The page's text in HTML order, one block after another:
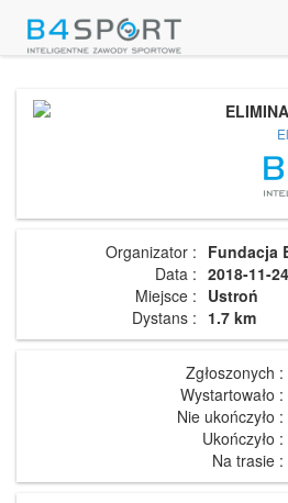
Organizator : Fundacja
Data : 2018-11-24
Miejsce : Ustroń
Dystans : 1.7 km
Zgłoszonych :
Wystartowało :
Nie ukończyło :
Ukończyło :
Na trasie :